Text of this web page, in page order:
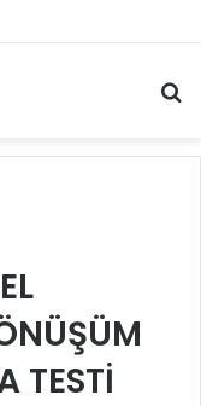
...
TESTİ